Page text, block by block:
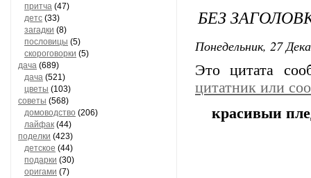
притча (47)
детс (33)
загадки (8)
пословицы (5)
скороговорки (5)
дача (689)
дача (521)
цветы (103)
советы (568)
домоводство (206)
лайфак (44)
поделки (423)
детское (44)
подарки (30)
оригами (7)
БЕЗ
Понедельник, 27
Это цитата
цитатник или
красивыи